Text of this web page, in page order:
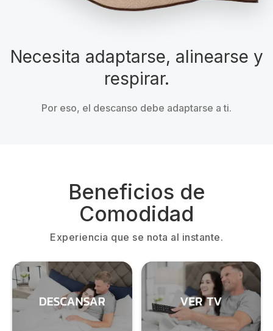
Necesita adaptarse, alinearse y
respirar.
Por eso, el descanso debe adaptarse a ti.
Beneficios de
Comodidad
Experiencia que se nota al instante.